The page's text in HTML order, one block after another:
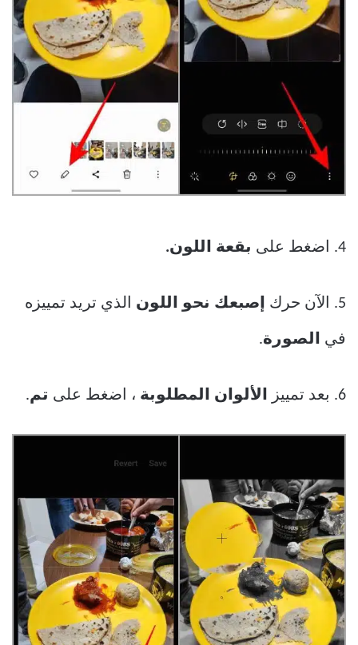
4. اضغط على بقعة اللون.
5. الآن حرك إصبعك نحو اللون الذي تريد تمييزه
في الصورة.
6. بعد تمييز الألوان المطلوبة ، اضغط على تم.